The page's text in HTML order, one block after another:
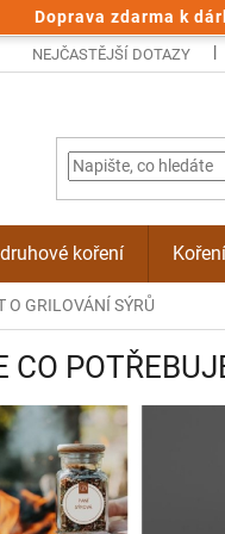
Doprava zdarma k
NEJČASTĚJŠÍ DOTAZY
koření
O GRILOVÁNÍ SÝRŮ
CO